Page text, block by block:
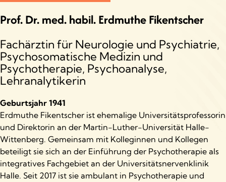
Prof. Dr. med. habil. Erdmuthe Fikentscher
Fachärztin für Neurologie und Psychiatrie,
Psychosomatische Medizin und
Psychotherapie, Psychoanalyse,
Lehranalytikerin
Geburtsjahr 1941
Erdmuthe Fikentscher ist ehemalige Universitätsprofessorin
und Direktorin an der Martin-Luther-Universität Halle-
Wittenberg. Gemeinsam mit Kolleginnen und Kollegen
beteiligt sie sich an der Einführung der Psychotherapie als
integratives Fachgebiet an der Universitätsnervenklinik
Halle. Seit 2017 ist sie ambulant in Psychotherapie und